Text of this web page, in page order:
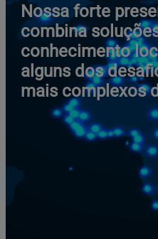
Nossa forte
combina
conhecimento
alguns dos
mais complexos